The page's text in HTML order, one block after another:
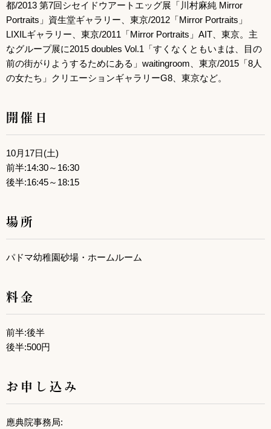
都/2013 第7回シセイドウアートエッグ展「川村麻純 Mirror
Portraits」資生堂ギャラリー、東京/2012「Mirror Portraits」
LIXILギャラリー、東京/2011「Mirror Portraits」AIT、東京。主
なグループ展に2015 doubles Vol.1「すくなくともいまは、目の
前の街がりようするためにある」waitingroom、東京/2015「8人
の女たち」クリエーションギャラリーG8、東京など。
開催日
10月17日(土)
前半:14:30～16:30
後半:16:45～18:15
場所
パドマ幼稚園砂場・ホームルーム
料金
前半:後半
後半:500円
お申し込み
應典院事務局: